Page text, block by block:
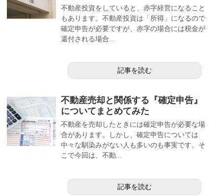
不動産投資をしていると、赤字経営になること
もあります。不動産投資は「所得」になるので
確定申告が必要ですが、赤字の場合には税金が
還付される場合...
記事を読む
不動産売却と関係する『確定申告』
についてまとめてみた
不動産を売却したときには確定申告が必要な場
合があります。しかし、確定申告については
中々な馴染みがない人も多いのも事実です。そ
こで今回は、不動...
記事を読む